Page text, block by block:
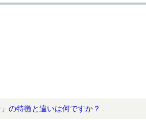
の特徴と違いは何ですか？